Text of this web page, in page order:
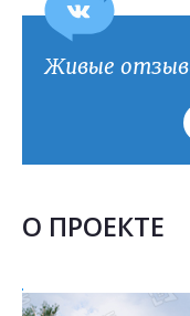
Живые
О ПРОЕКТЕ